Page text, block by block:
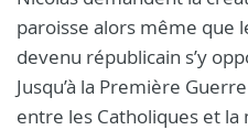
paroisse alors même que
devenu républicain s’y
Jusqu’à la Première
entre les Catholiques et